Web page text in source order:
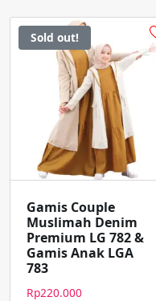
Sold out!
Gamis Couple
Muslimah Denim
Premium LG 782 &
Gamis Anak LGA
783
Rp220.000